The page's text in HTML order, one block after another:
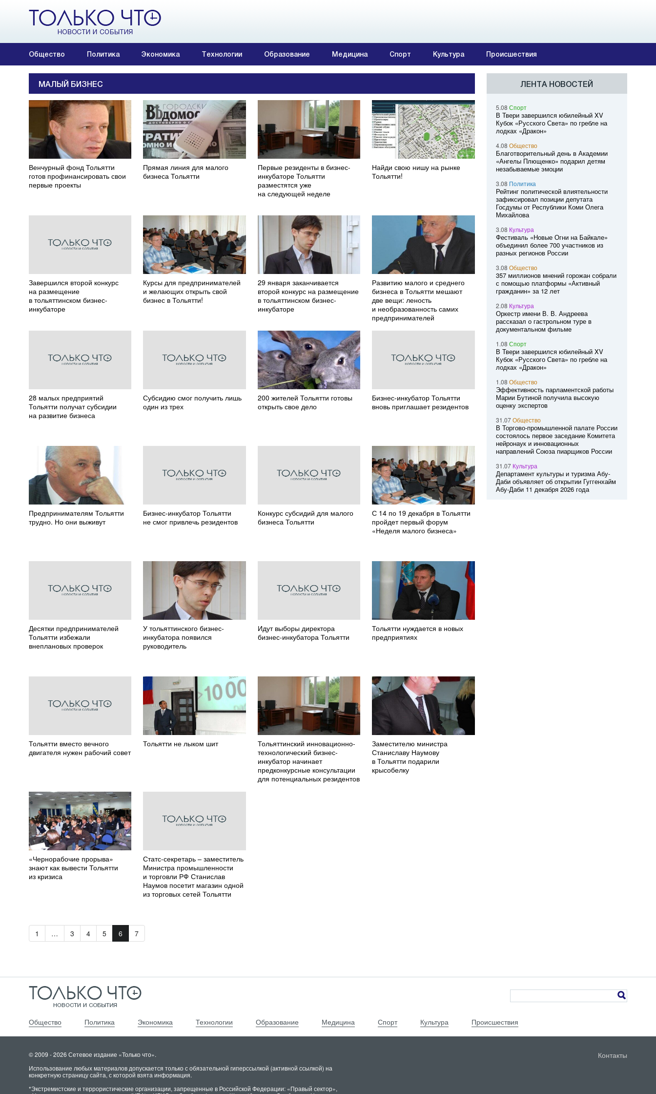
Общество Политика Экономика Технологии Образование Медицина Спорт Культура Происшествия
МАЛЫЙ БИЗНЕС
Венчурный фонд Тольятти
готов профинансировать свои
первые проекты
Прямая линия для малого
бизнеса Тольятти
Первые резиденты в бизнес-
инкубаторе Тольятти
разместятся уже
на следующей неделе
Найди свою нишу на рынке
Тольятти!
Завершился второй конкурс
на размещение
в тольяттинском бизнес-
инкубаторе
Курсы для предпринимателей
и желающих открыть свой
бизнес в Тольятти!
29 января заканчивается
второй конкурс на размещение
в тольяттинском бизнес-
инкубаторе
Развитию малого и среднего
бизнеса в Тольятти мешают
две вещи: леность
и необразованность самих
предпринимателей
28 малых предприятий
Тольятти получат субсидии
на развитие бизнеса
Субсидию смог получить лишь
один из трех
200 жителей Тольятти готовы
открыть свое дело
Бизнес-инкубатор Тольятти
вновь приглашает резидентов
Предпринимателям Тольятти
трудно. Но они выживут
Бизнес-инкубатор Тольятти
не смог привлечь резидентов
Конкурс субсидий для малого
бизнеса Тольятти
С 14 по 19 декабря в Тольятти
пройдет первый форум
«Неделя малого бизнеса»
Десятки предпринимателей
Тольятти избежали
внеплановых проверок
У тольяттинского бизнес-
инкубатора появился
руководитель
Идут выборы директора
бизнес-инкубатора Тольятти
Тольятти нуждается в новых
предприятиях
Тольятти вместо вечного
двигателя нужен рабочий совет
Тольятти не лыком шит
Тольяттинский инновационно-
технологический бизнес-
инкубатор начинает
предконкурсные консультации
для потенциальных резидентов
Заместителю министра
Станиславу Наумову
в Тольятти подарили
крысобелку
«Чернорабочие прорыва»
знают как вывести Тольятти
из кризиса
Статс-секретарь – заместитель
Министра промышленности
и торговли РФ Станислав
Наумов посетит магазин одной
из торговых сетей Тольятти
1 … 3 4 5 6 7
ЛЕНТА НОВОСТЕЙ
5.08 Спорт
В Твери завершился юбилейный XV
Кубок «Русского Света» по гребле на
лодках «Дракон»
4.08 Общество
Благотворительный день в Академии
«Ангелы Плющенко» подарил детям
незабываемые эмоции
3.08 Политика
Рейтинг политической влиятельности
зафиксировал позиции депутата
Госдумы от Республики Коми Олега
Михайлова
3.08 Культура
Фестиваль «Новые Огни на Байкале»
объединил более 700 участников из
разных регионов России
3.08 Общество
357 миллионов мнений горожан собрали
с помощью платформы «Активный
гражданин» за 12 лет
2.08 Культура
Оркестр имени В. В. Андреева
рассказал о гастрольном туре в
документальном фильме
1.08 Спорт
В Твери завершился юбилейный XV
Кубок «Русского Света» по гребле на
лодках «Дракон»
1.08 Общество
Эффективность парламентской работы
Марии Бутиной получила высокую
оценку экспертов
31.07Общество
В Торгово-промышленной палате России
состоялось первое заседание Комитета
нейронаук и инновационных
направлений Союза пиарщиков России
31.07 Культура
Департамент культуры и туризма Абу-
Даби объявляет об открытии Гуггенхайм
Абу-Даби 11 декабря 2026 года
Общество Политика Экономика Технологии Образование Медицина Спорт Культура Происшествия
© 2009 - 2026 Сетевое издание «Только что».
Использование любых материалов допускается только с обязательной гиперссылкой (активной ссылкой) на
конкретную страницу сайта, с которой взята информация.
*Экстремистские и террористические организации, запрещенные в Российской Федерации: «Правый сектор»,
Контакты